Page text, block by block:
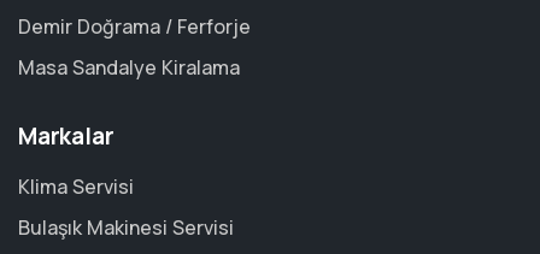
Demir Doğrama / Ferforje
Masa Sandalye Kiralama
Markalar
Klima Servisi
Bulaşık Makinesi Servisi